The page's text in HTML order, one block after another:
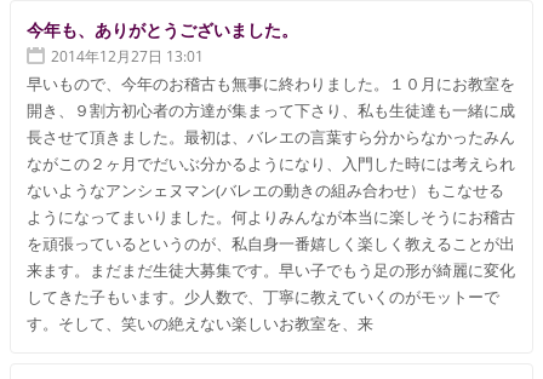
今年も、ありがとうございました。
2014年12月27日 13:01
早いもので、今年のお稽古も無事に終わりました。１０月にお教室を
開き、９割方初心者の方達が集まって下さり、私も生徒達も一緒に成
長させて頂きました。最初は、バレエの言葉すら分からなかったみん
ながこの２ヶ月でだいぶ分かるようになり、入門した時には考えられ
ないようなアンシェヌマン(バレエの動きの組み合わせ）もこなせる
ようになってまいりました。何よりみんなが本当に楽しそうにお稽古
を頑張っているというのが、私自身一番嬉しく楽しく教えることが出
来ます。まだまだ生徒大募集です。早い子でもう足の形が綺麗に変化
してきた子もいます。少人数で、丁寧に教えていくのがモットーで
す。そして、笑いの絶えない楽しいお教室を、来